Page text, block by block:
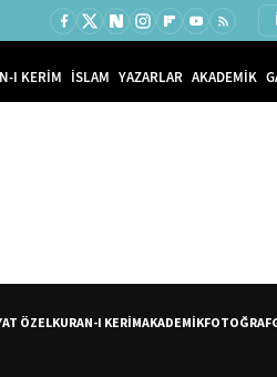
I KERİM İSLAM YAZARLAR AKADEMİK
ÖZELKURAN-I KERİMAKADEMİKFOTOĞRAF